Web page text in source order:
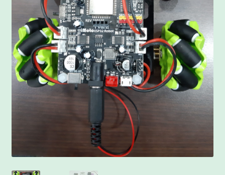
我的帳號
範例頁面
結帳
網誌